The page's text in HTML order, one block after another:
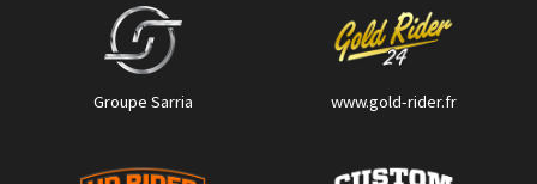
Groupe Sarria www.gold-rider.fr